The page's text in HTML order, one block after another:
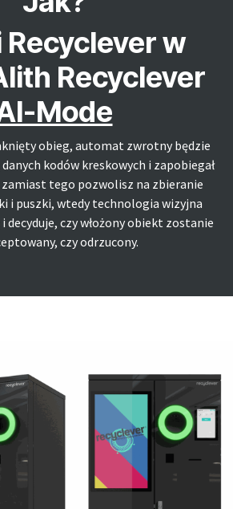
Recyclever w
Recyclever
Mode
obieg, automat zwrotny będzie
kodów kreskowych i zapobiegał
tego pozwolisz na zbieranie
i puszki, wtedy technologia wizyjna
czy włożony obiekt zostanie
czy odrzucony.